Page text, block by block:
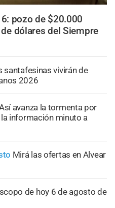
pozo de $20.000
dólares del Siempre
santafesinas vivirán de
2026
avanza la tormenta por
información minuto a
Mirá las ofertas en Alvear
de hoy 6 de agosto de